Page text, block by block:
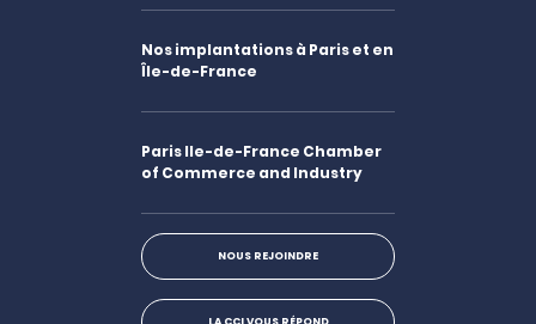
Nos implantations à Paris et en
Île-de-France
Paris Ile-de-France Chamber
of Commerce and Industry
NOUS REJOINDRE